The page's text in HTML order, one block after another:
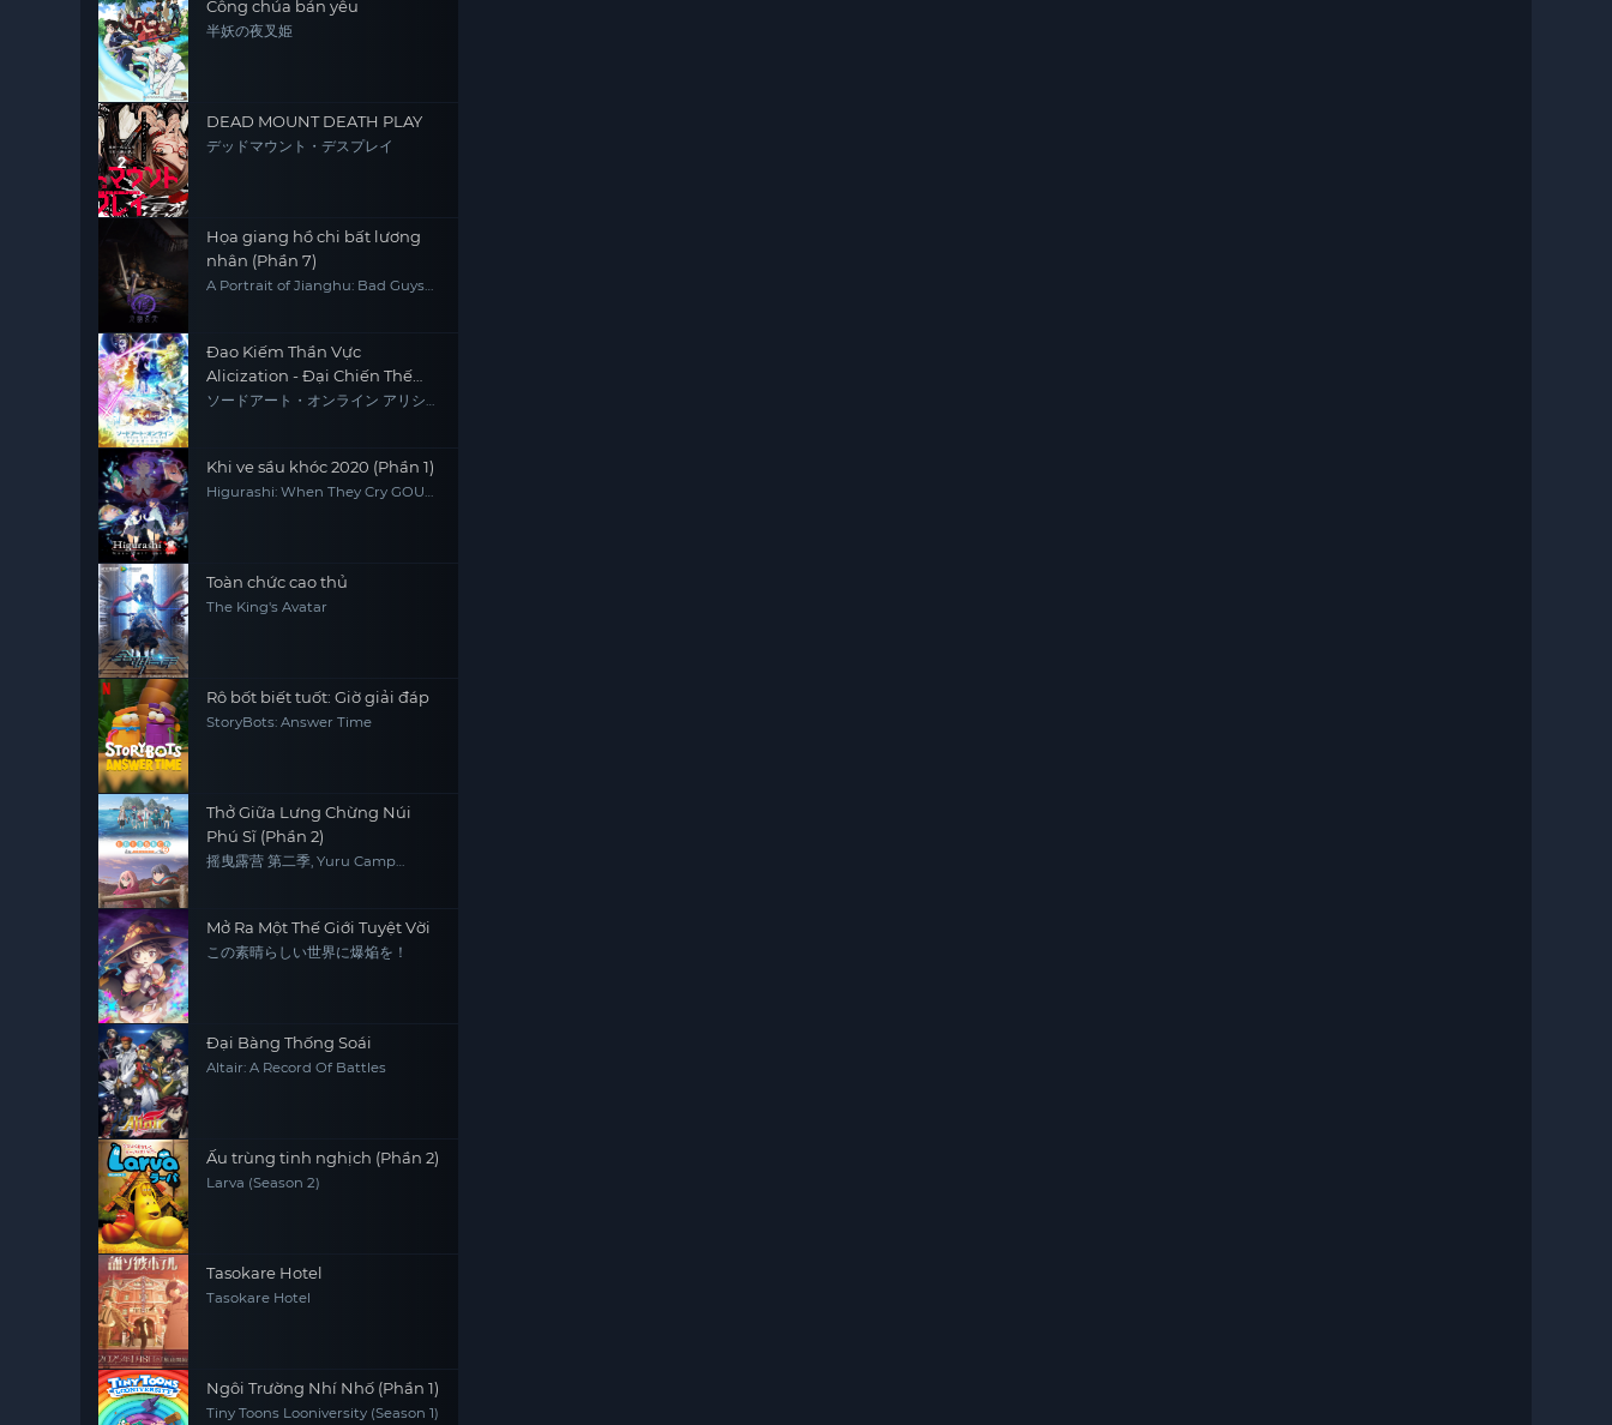
Công chúa bán yêu
半妖の夜叉姫
DEAD MOUNT DEATH PLAY
デッドマウント・デスプレイ
Họa giang hồ chi bất lương
nhân (Phần 7)
A Portrait of Jianghu: Bad Guys
Đao Kiếm Thần Vực
Alicization - Đại Chiến Thế
Giới Ngầm Mùa Cuối
ソードアート・オンライン アリシゼ
Khi ve sầu khóc 2020 (Phần 1)
Higurashi: When They Cry GOU
Toàn chức cao thủ
The King's Avatar
Rô bốt biết tuốt: Giờ giải đáp
StoryBots: Answer Time
Thở Giữa Lưng Chừng Núi
Phú Sĩ (Phần 2)
摇曳露营 第二季, Yuru Camp
Mở Ra Một Thế Giới Tuyệt Vời
この素晴らしい世界に爆焔を！
Đại Bàng Thống Soái
Altair: A Record Of Battles
Ấu trùng tinh nghịch (Phần 2)
Larva (Season 2)
Tasokare Hotel
Tasokare Hotel
Ngôi Trường Nhí Nhố (Phần 1)
Tiny Toons Looniversity (Season 1)